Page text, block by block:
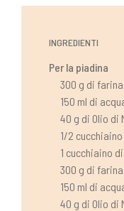
INGREDIENTI
Per la piadina
300 g di
150 ml di
40 g di Olio di
1/2
1 cucchiaino
300 g di
150 ml di
40 g di Olio di